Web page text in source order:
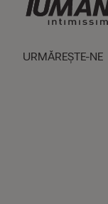
URMĂREŞTE-NE